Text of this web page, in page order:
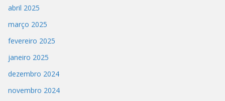
abril 2025
março 2025
fevereiro 2025
janeiro 2025
dezembro 2024
novembro 2024